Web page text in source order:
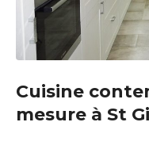
Cuisine
mesure à St